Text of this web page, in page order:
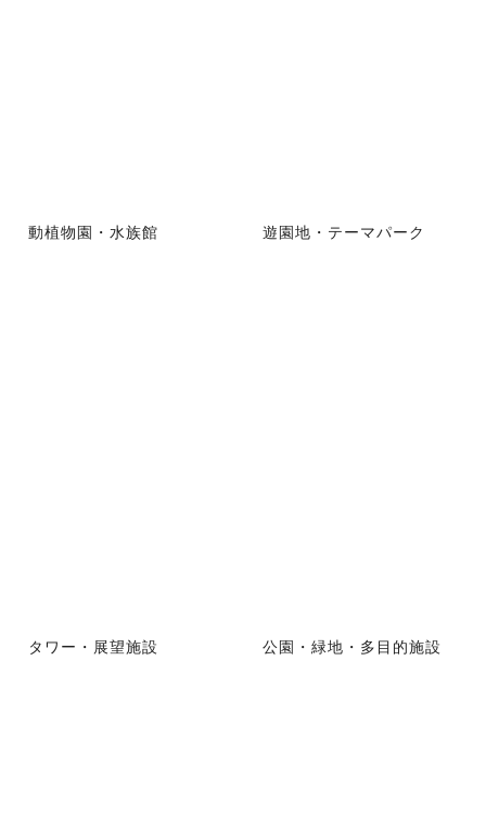
動植物園・水族館 遊園地・テーマパーク
タワー・展望施設 公園・緑地・多目的施設